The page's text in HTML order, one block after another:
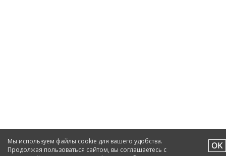
Мы используем файлы cookie для вашего удобства.
Продолжая пользоваться сайтом, вы соглашаетесь с